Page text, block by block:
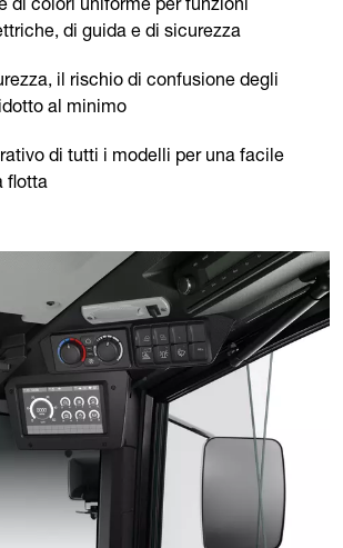
di guida e di sicurezza
il rischio di confusione degli
al minimo
di tutti i modelli per una facile
flotta